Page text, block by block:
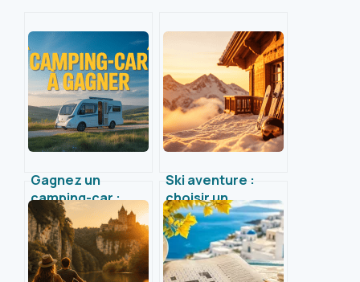
Gagnez un
camping-car :
toutes les clés
pour tenter votre
chance en 2024
Ski aventure :
choisir un
équipement
professionnel
sans compromis
sur votre budget